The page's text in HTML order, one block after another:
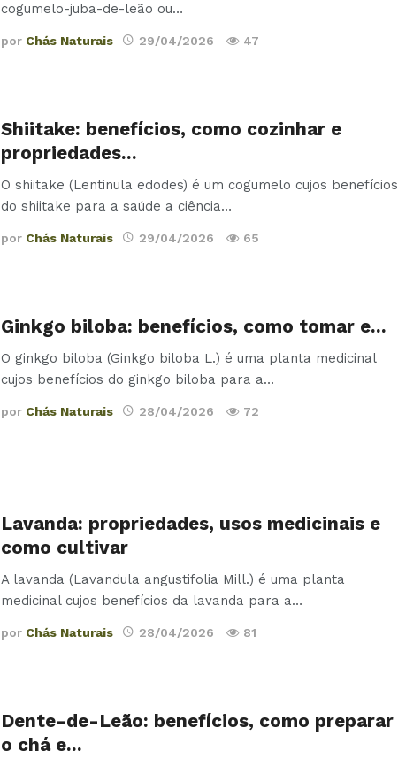
cogumelo-juba-de-leão ou…
por Chás Naturais 29/04/2026 47
Shiitake: benefícios, como cozinhar e
propriedades…
O shiitake (Lentinula edodes) é um cogumelo cujos benefícios
do shiitake para a saúde a ciência…
por Chás Naturais 29/04/2026 65
Ginkgo biloba: benefícios, como tomar e…
O ginkgo biloba (Ginkgo biloba L.) é uma planta medicinal
cujos benefícios do ginkgo biloba para a…
por Chás Naturais 28/04/2026 72
Lavanda: propriedades, usos medicinais e
como cultivar
A lavanda (Lavandula angustifolia Mill.) é uma planta
medicinal cujos benefícios da lavanda para a…
por Chás Naturais 28/04/2026 81
Dente-de-Leão: benefícios, como preparar
o chá e…